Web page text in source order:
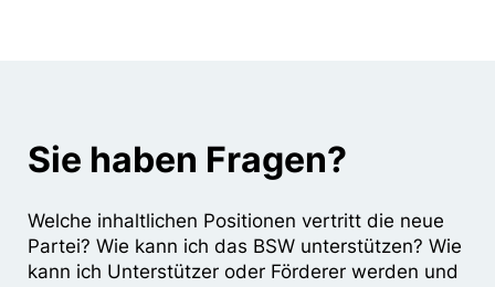
Sie haben Fragen?
Welche inhaltlichen Positionen vertritt die neue
Partei? Wie kann ich das BSW unterstützen? Wie
kann ich Unterstützer oder Förderer werden und